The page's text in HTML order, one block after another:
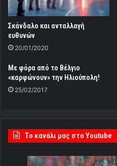
Σκάνδαλο και ανταλλαγή
ευθυνών
20/01/2020
Με φόρα από το Βέλγιο
«καρφώνουν» την Ηλιούπολη!
25/02/2017
Tο κανάλι μας στο Youtube